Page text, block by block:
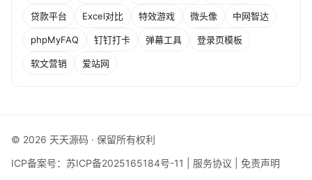
贷款平台 Excel对比 特效游戏 微头像 中网智达
phpMyFAQ 钉钉打卡 弹幕工具 登录页模板
软文营销 爱站网
© 2026 天天源码 · 保留所有权利
ICP备案号： 苏ICP备2025165184号-11 服务协议 免责声明